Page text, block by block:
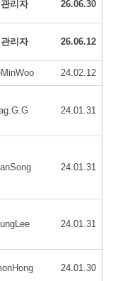
리자 26.06.30
리자 26.06.12
24.02.12
24.01.31
24.01.31
24.01.31
24.01.30